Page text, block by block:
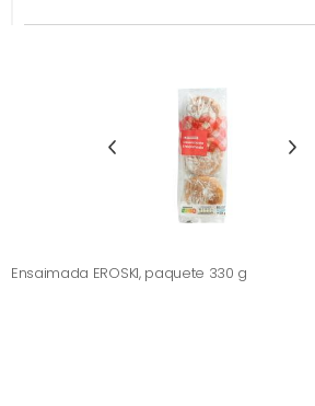
Ensaimada EROSKI, paquete 330 g